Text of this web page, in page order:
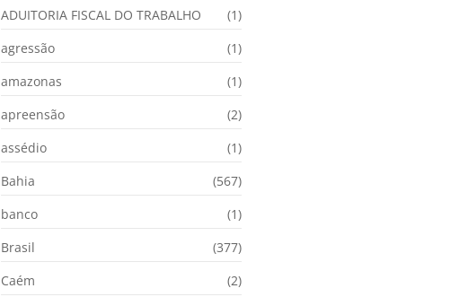
ADUITORIA FISCAL DO TRABALHO
(1)
agressão
(1)
amazonas
(1)
apreensão
(2)
assédio
(1)
Bahia
(567)
banco
(1)
Brasil
(377)
Caém
(2)